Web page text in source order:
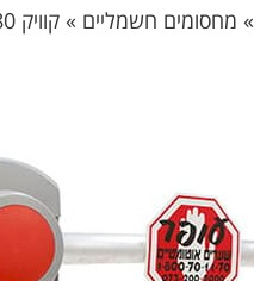
» מחסומים חשמליים » קוויק 80